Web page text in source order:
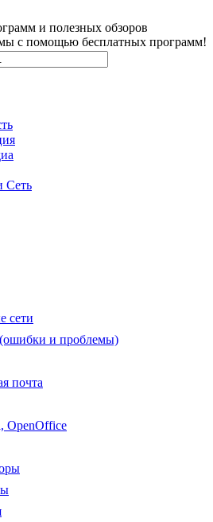
и полезных обзоров
с помощью бесплатных программ!
Сеть
сети
(ошибки и проблемы)
почта
OpenOffice